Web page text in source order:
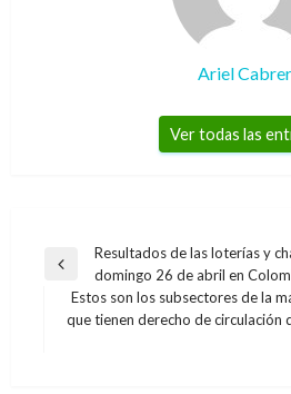
Ariel
Ver todas las
Navegación
entradas
Entrada
anterior
Resultados de las loterías y
domingo 26 de abril en
Entrada
Estos son los subsectores de la
que tienen derecho de circulación